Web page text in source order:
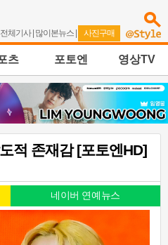
전체기사| 많이본뉴스 | 사진구매
츠 포토엔 영상TV
적 존재감 [포토엔HD]
네이버 연예뉴스